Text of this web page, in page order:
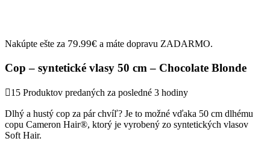
Nakúpte ešte za 79.99€ a máte dopravu ZADARMO.
Cop – syntetické vlasy 50 cm – Chocolate Blonde
15 Produktov predaných za posledné 3 hodiny
Dlhý a hustý cop za pár chvíľ? Je to možné vďaka 50 cm dlhému
copu Cameron Hair®, ktorý je vyrobený zo syntetických vlasov
Soft Hair.